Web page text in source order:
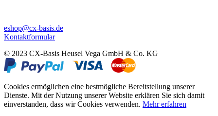
eshop@cx-basis.de
Kontaktformular
© 2023 CX-Basis Heusel Vega GmbH & Co. KG
Cookies ermöglichen eine bestmögliche Bereitstellung unserer
Dienste. Mit der Nutzung unserer Website erklären Sie sich damit
einverstanden, dass wir Cookies verwenden. Mehr erfahren